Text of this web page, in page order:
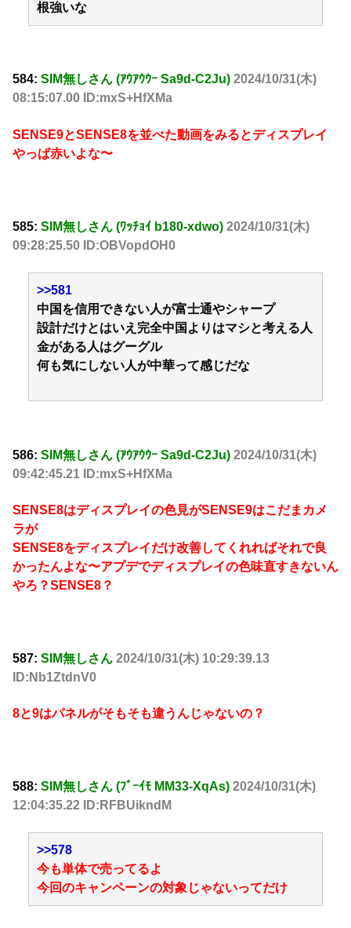
根強いな
584: SIM無しさん (ｱｳｱｳｳｰ Sa9d-C2Ju) 2024/10/31(木)
08:15:07.00 ID:mxS+HfXMa
SENSE9とSENSE8を並べた動画をみるとディスプレイ
やっぱ赤いよな〜
585: SIM無しさん (ﾜｯﾁｮｲ b180-xdwo) 2024/10/31(木)
09:28:25.50 ID:OBVopdOH0
>>581
中国を信用できない人が富士通やシャープ
設計だけとはいえ完全中国よりはマシと考える人
金がある人はグーグル
何も気にしない人が中華って感じだな
586: SIM無しさん (ｱｳｱｳｳｰ Sa9d-C2Ju) 2024/10/31(木)
09:42:45.21 ID:mxS+HfXMa
SENSE8はディスプレイの色見がSENSE9はこだまカメ
ラが
SENSE8をディスプレイだけ改善してくれればそれで良
かったんよな〜アプデでディスプレイの色味直すきないん
やろ？SENSE8？
587: SIM無しさん 2024/10/31(木) 10:29:39.13
ID:Nb1ZtdnV0
8と9はパネルがそもそも違うんじゃないの？
588: SIM無しさん (ﾌﾞｰｲﾓ MM33-XqAs) 2024/10/31(木)
12:04:35.22 ID:RFBUikndM
>>578
今も単体で売ってるよ
今回のキャンペーンの対象じゃないってだけ